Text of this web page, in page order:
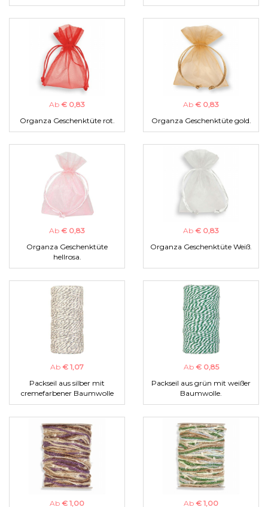
Ab € 0,83
Organza Geschenktüte rot.
Ab € 0,83
Organza Geschenktüte gold.
Ab € 0,83
Organza Geschenktüte
hellrosa.
Ab € 0,83
Organza Geschenktüte Weiß.
Ab € 1,07
Packseil aus silber mit
cremefarbener Baumwolle
Ab € 0,85
Packseil aus grün mit weißer
Baumwolle.
Ab € 1,00 Ab € 1,00